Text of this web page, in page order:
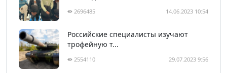
2696485 14.06.2023 10:54
Российские специалисты изучают
трофейную т...
2554110 29.07.2023 9:56